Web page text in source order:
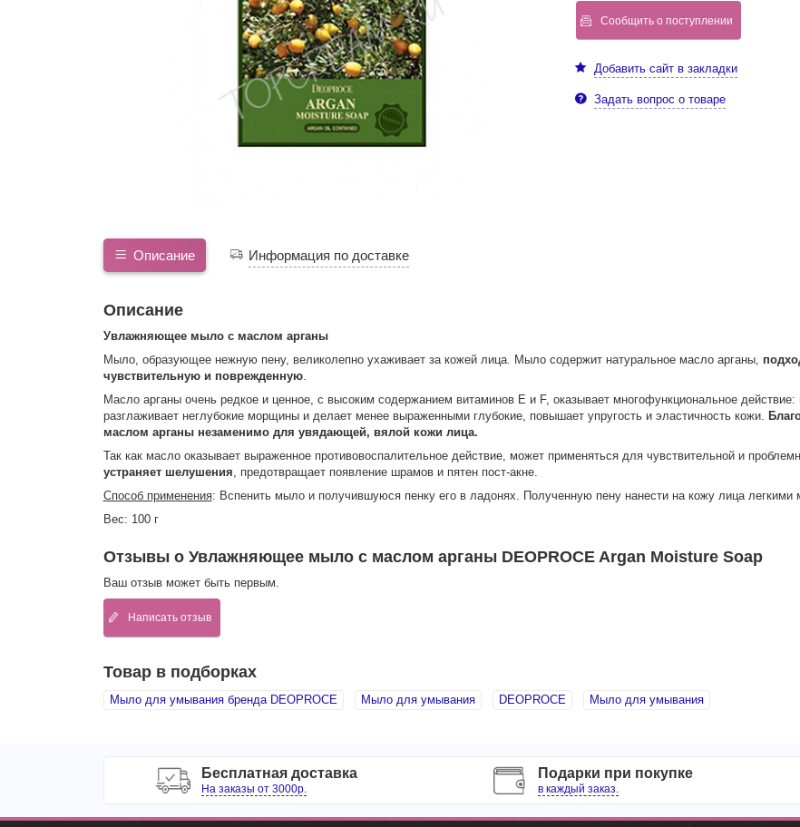
Сообщить о поступлении
Добавить сайт в закладки
Задать вопрос о товаре
Описание Информация по доставке
Описание
Увлажняющее мыло с маслом арганы
Мыло, образующее нежную пену, великолепно ухаживает за кожей лица. Мыло содержит натуральное масло арганы,
чувствительную и поврежденную.
Масло арганы очень редкое и ценное, с высоким содержанием витаминов E и F, оказывает многофункциональное действие:
разглаживает неглубокие морщины и делает менее выраженными глубокие, повышает упругость и эластичность кожи.
маслом арганы незаменимо для увядающей, вялой кожи лица.
Так как масло оказывает выраженное противовоспалительное действие, может применяться для чувствительной и
устраняет шелушения, предотвращает появление шрамов и пятен пост-акне.
Способ применения: Вспенить мыло и получившуюся пенку его в ладонях. Полученную пену нанести на кожу лица
Вес: 100 г
Отзывы о Увлажняющее мыло с маслом арганы DEOPROCE Argan Moisture Soap
Ваш отзыв может быть первым.
Написать отзыв
Товар в подборках
Мыло для умывания бренда DEOPROCE Мыло для умывания DEOPROCE Мыло для умывания
Бесплатная доставка
На заказы от 3000р.
Подарки при покупке
в каждый заказ.